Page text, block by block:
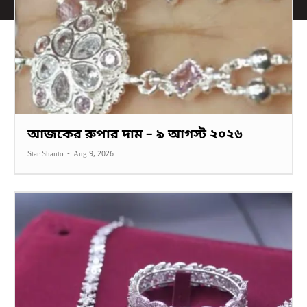
আজকের রুপার দাম – ৯ আগস্ট ২০২৬
Star Shanto - Aug 9, 2026